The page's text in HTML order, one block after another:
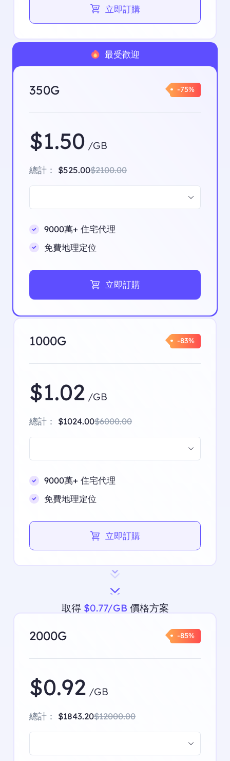
立即訂購
最受歡迎
350G -75%
$1.50 /GB
總計： $525.00$2100.00
9000萬+ 住宅代理
免費地理定位
立即訂購
1000G -83%
$1.02 /GB
總計： $1024.00$6000.00
9000萬+ 住宅代理
免費地理定位
立即訂購
取得 $0.77/GB 價格方案
2000G -85%
$0.92 /GB
總計： $1843.20$12000.00